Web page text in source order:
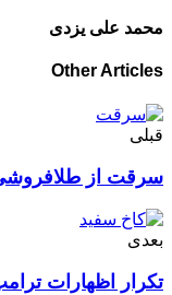
محمد علی یزدی
Other Articles
قبلی
سرقت از طلافروشی
بعدی
تکرار اظهارات